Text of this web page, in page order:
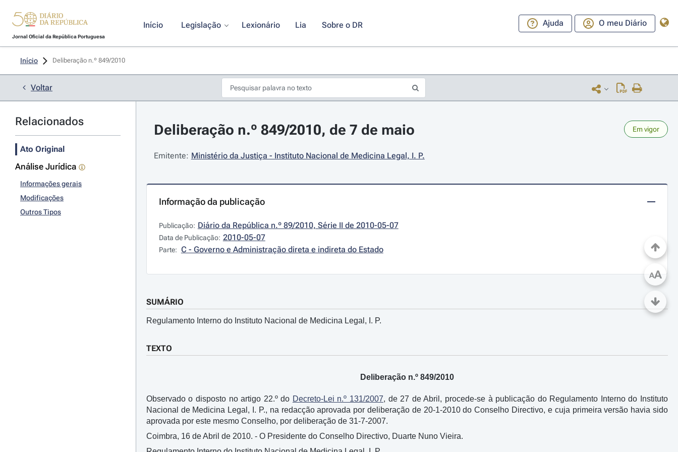
Jornal Oficial da República Portuguesa
Início Legislação Lexionário Lia Sobre o DR Ajuda O meu Diário
Início Deliberação n.º 849/2010
Voltar
Relacionados
Ato Original
Análise Jurídica
Informações gerais
Modificações
Outros Tipos
Deliberação n.º 849/2010, de 7 de maio Em vigor
Emitente: Ministério da Justiça - Instituto Nacional de Medicina Legal, I. P.
Informação da publicação
Publicação: Diário da República n.º 89/2010, Série II de 2010-05-07
Data de Publicação: 2010-05-07
Parte: C - Governo e Administração direta e indireta do Estado
SUMÁRIO
Regulamento Interno do Instituto Nacional de Medicina Legal, I. P.
TEXTO
Deliberação n.º 849/2010
Observado o disposto no artigo 22.º do Decreto-Lei n.º 131/2007, de 27 de Abril, procede-se à publicação do Regulamento Interno do Instituto
Nacional de Medicina Legal, I. P., na redacção aprovada por deliberação de 20-1-2010 do Conselho Directivo, e cuja primeira versão havia sido
aprovada por este mesmo Conselho, por deliberação de 31-7-2007.
Coimbra, 16 de Abril de 2010. - O Presidente do Conselho Directivo, Duarte Nuno Vieira.
AA